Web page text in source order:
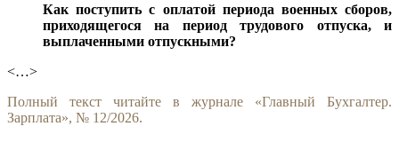
Как поступить с оплатой периода военных сборов,
приходящегося на период трудового отпуска, и
выплаченными отпускными?
<…>
Полный текст читайте в журнале «Главный Бухгалтер.
Зарплата», № 12/2026.